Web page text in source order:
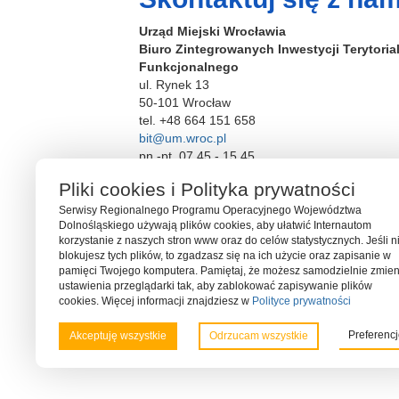
b
o
o
k
Urząd Miejski Wrocławia
Biuro Zintegrowanych Inwestycji
Funkcjonalnego
ul. Rynek 13
50-101 Wrocław
tel. +48 664 151 658
bit@um.wroc.pl
pn.-pt. 07.45 - 15.45
Serwis współfinansowany ze środków Funduszu
Programu Operacyjnego Pomoc Techniczna 2014-2020
Pliki cookies i Polityka prywatności
Serwisy Regionalnego Programu Operacyjnego Województwa
Dolnośląskiego używają plików cookies, aby ułatwić Internautom
korzystanie z naszych stron www oraz do celów statystycznych. Jeśli
blokujesz tych plików, to zgadzasz się na ich użycie oraz zapisanie w
pamięci Twojego komputera. Pamiętaj, że możesz samodzielnie
ustawienia przeglądarki tak, aby zablokować zapisywanie plików
cookies. Więcej informacji znajdziesz w Polityce prywatności
Akceptuję wszystkie Odrzucam wszystkie